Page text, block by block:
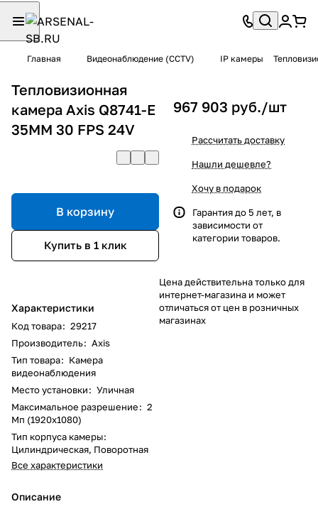
Главная Видеонаблюдение (CCTV) IP камеры
Тепловизионная
камера Axis Q8741-E
35MM 30 FPS 24V
В корзину
Купить в 1 клик
Характеристики
Код товара: 29217
Производитель: Axis
Тип товара: Камера
видеонаблюдения
Место установки: Уличная
Максимальное разрешение: 2
Мп (1920x1080)
Тип корпуса камеры:
Цилиндрическая, Поворотная
Все характеристики
Описание
967 903 руб./шт
Рассчитать доставку
Нашли дешевле?
Хочу в подарок
Гарантия до 5 лет, в
зависимости от
категории товаров.
Цена действительна только для
интернет-магазина и может
отличаться от цен в розничных
магазинах